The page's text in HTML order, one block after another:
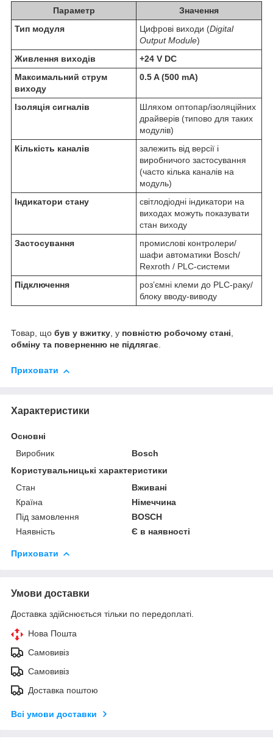
Параметр
Значення
Тип модуля
Цифрові виходи (Digital
Output Module)
Живлення виходів
+24 V DC
Максимальний струм
виходу
0.5 A (500 mA)
Ізоляція сигналів
Шляхом оптопар/ізоляційних
драйверів (типово для таких
модулів)
Кількість каналів
залежить від версії і
виробничого застосування
(часто кілька каналів на
модуль)
Індикатори стану
світлодіодні індикатори на
виходах можуть показувати
стан виходу
Застосування
промислові контролери/
шафи автоматики Bosch/
Rexroth / PLC-системи
Підключення
розʼємні клеми до PLC-раку/
блоку вводу-виводу
Товар, що був у вжитку, у повністю робочому стані,
обміну та поверненню не підлягає.
Приховати
Характеристики
Основні
Виробник
Bosch
Користувальницькі характеристики
Стан
Вживані
Країна
Німеччина
Під замовлення
BOSCH
Наявність
Є в наявності
Приховати
Умови доставки
Доставка здійснюється тільки по передоплаті.
Нова Пошта
Самовивіз
Самовивіз
Доставка поштою
Всі умови доставки